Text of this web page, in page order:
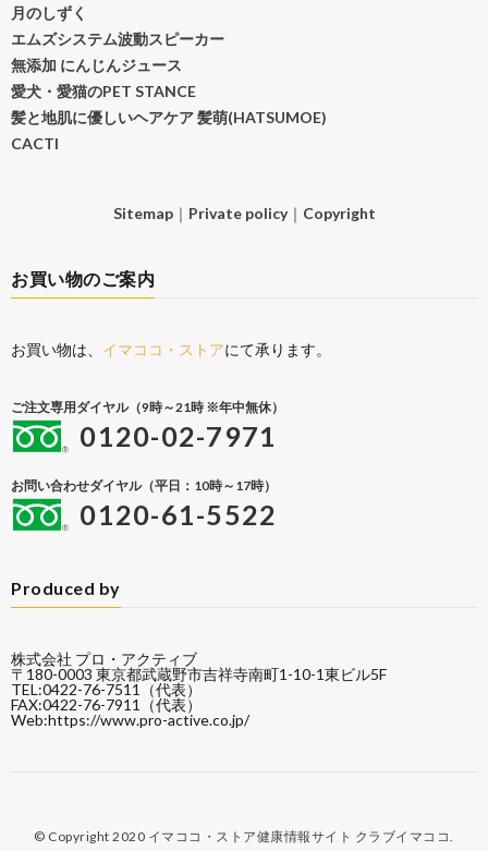
月のしずく
エムズシステム波動スピーカー
無添加 にんじんジュース
愛犬・愛猫のPET STANCE
髪と地肌に優しいヘアケア 髪萌(HATSUMOE)
CACTI
Sitemap｜ Private policy｜ Copyright
お買い物のご案内
お買い物は、 イマココ・ストアにて承ります。
ご注文専用ダイヤル（9時～21時 ※年中無休）
0120-02-7971
お問い合わせダイヤル（平日：10時～17時）
0120-61-5522
Produced by
株式会社 プロ・アクティブ
〒180-0003 東京都武蔵野市吉祥寺南町1-10-1東ビル5F
TEL:0422-76-7511（代表）
FAX:0422-76-7911（代表）
Web:https://www.pro-active.co.jp/
© Copyright 2020 イマココ・ストア健康情報サイト クラブイマココ